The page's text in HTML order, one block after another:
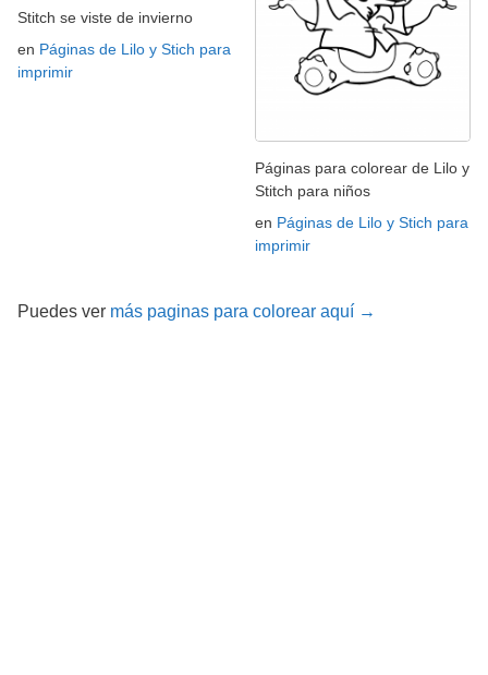
Stitch se viste de invierno
en Páginas de Lilo y Stich para
imprimir
Páginas para colorear de Lilo y
Stitch para niños
en Páginas de Lilo y Stich para
imprimir
Puedes ver más paginas para colorear aquí →